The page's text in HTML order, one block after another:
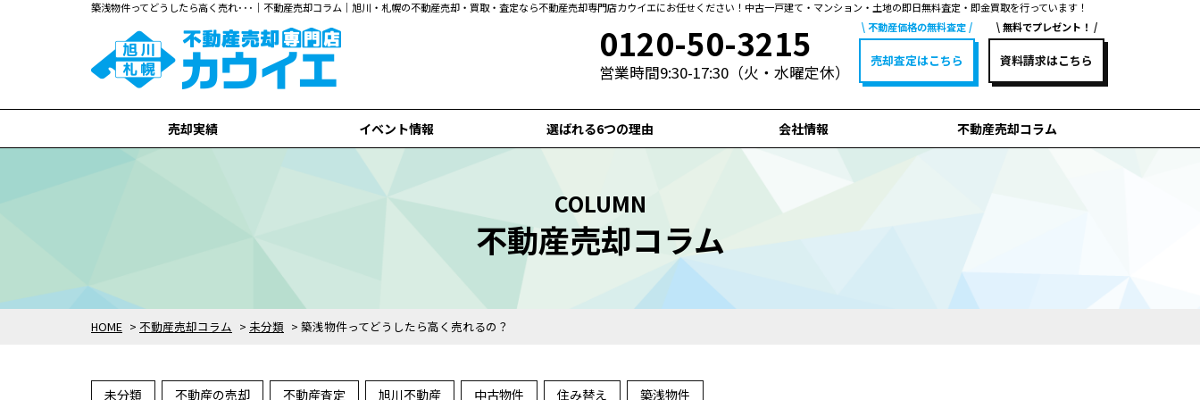
築浅物件ってどうしたら高く売れ･･･｜不動産売却コラム｜旭川・札幌の不動産売却・買取・査定なら不動産売却専門店カウイエにお任せください！中古一戸建て・マンション・土地の即日無料査定・即金買取を行っています！
0120-50-3215
営業時間9:30-17:30（火・水曜定休）
不動産価格の無料査定
売却査定はこちら
無料でプレゼント！
資料請求はこちら
売却実績
全て
旭川市
札幌市
イベント情報 選ばれる6つの理由 会社情報 不動産売却コラム
HOME > 不動産売却コラム > 未分類 > 築浅物件ってどうしたら高く売れるの？
COLUMN
不動産売却コラム
未分類 不動産の売却 不動産査定 旭川不動産 中古物件 住み替え 築浅物件